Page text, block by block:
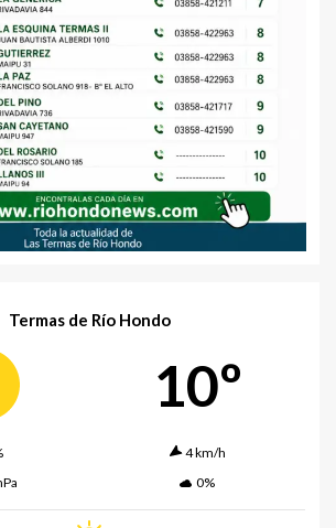
Termas de Río Hondo
10º
4 km/h
0%